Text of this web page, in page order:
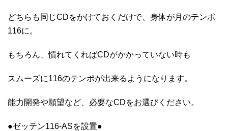
どちらも同じCDをかけておくだけで、身体が月のテンポ
116に。
もちろん、慣れてくればCDがかかっていない時も
スムーズに116のテンポが出来るようになります。
能力開発や願望など、必要なCDをお選びください。
●ゼッテン116-ASを設置●